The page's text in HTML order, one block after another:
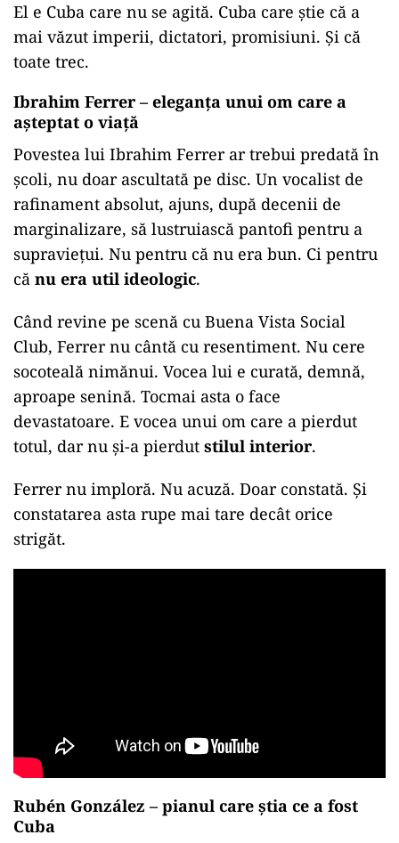
El e Cuba care nu se agită. Cuba care știe că a
mai văzut imperii, dictatori, promisiuni. Și că
toate trec.
Ibrahim Ferrer – eleganța unui om care a
așteptat o viață
Povestea lui Ibrahim Ferrer ar trebui predată în
școli, nu doar ascultată pe disc. Un vocalist de
rafinament absolut, ajuns, după decenii de
marginalizare, să lustruiască pantofi pentru a
supraviețui. Nu pentru că nu era bun. Ci pentru
că nu era util ideologic.
Când revine pe scenă cu Buena Vista Social
Club, Ferrer nu cântă cu resentiment. Nu cere
socoteală nimănui. Vocea lui e curată, demnă,
aproape senină. Tocmai asta o face
devastatoare. E vocea unui om care a pierdut
totul, dar nu și-a pierdut stilul interior.
Ferrer nu imploră. Nu acuză. Doar constată. Și
constatarea asta rupe mai tare decât orice
strigăt.
Rubén González – pianul care știa ce a fost
Cuba